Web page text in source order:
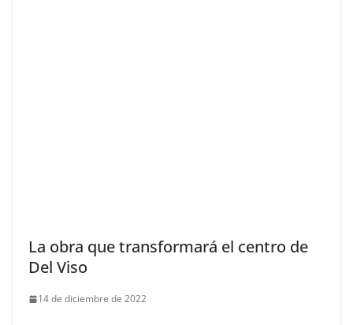
La obra que transformará el centro de
Del Viso
14 de diciembre de 2022